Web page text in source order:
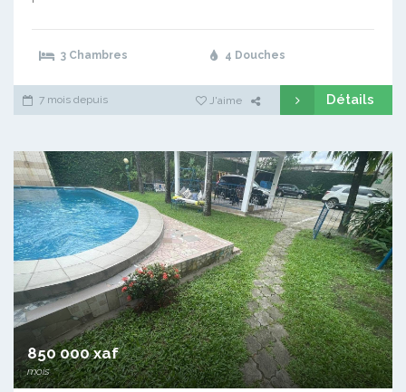
3 Chambres 4 Douches
7 mois depuis J'aime Détails
850 000 xaf
mois